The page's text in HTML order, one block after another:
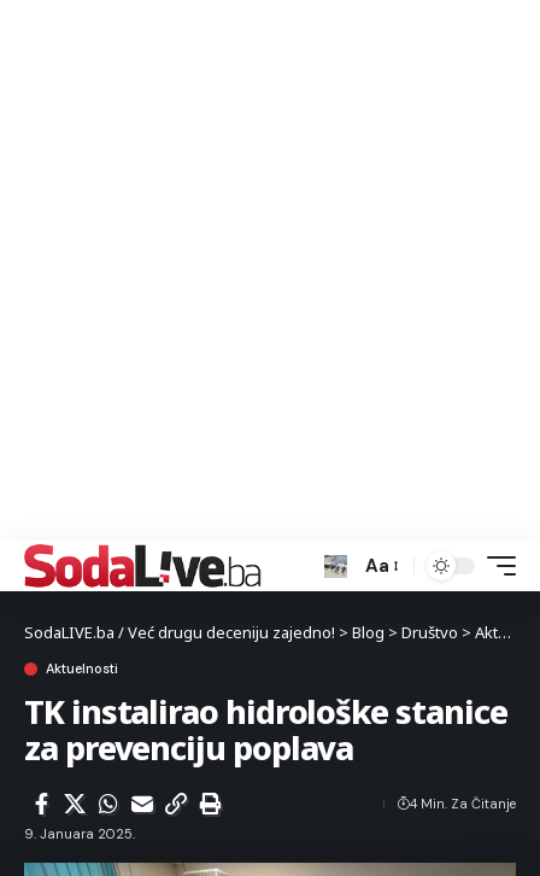
Aa
SodaLIVE.ba / Već drugu deceniju zajedno! > Blog > Društvo > Aktuelnosti
Aktuelnosti
TK instalirao hidrološke stanice
za prevenciju poplava
9. Januara 2025.
4 Min. Za Čitanje